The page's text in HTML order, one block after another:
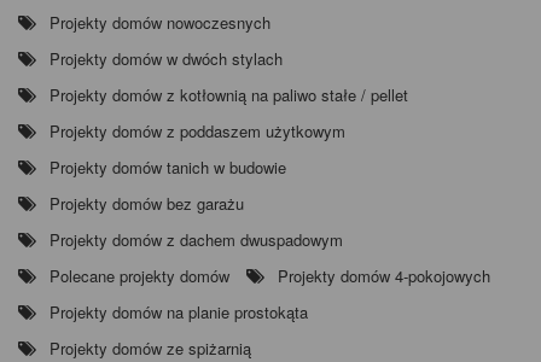
Projekty domów nowoczesnych
Projekty domów w dwóch stylach
Projekty domów z kotłownią na paliwo stałe / pellet
Projekty domów z poddaszem użytkowym
Projekty domów tanich w budowie
Projekty domów bez garażu
Projekty domów z dachem dwuspadowym
Polecane projekty domów
Projekty domów 4-pokojowych
Projekty domów na planie prostokąta
Projekty domów ze spiżarnią